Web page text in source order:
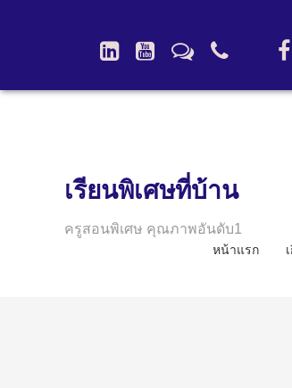
เรียนพิเศษที่บ้าน
ครูสอนพิเศษ คุณภาพอันดับ1
หน้าแรก